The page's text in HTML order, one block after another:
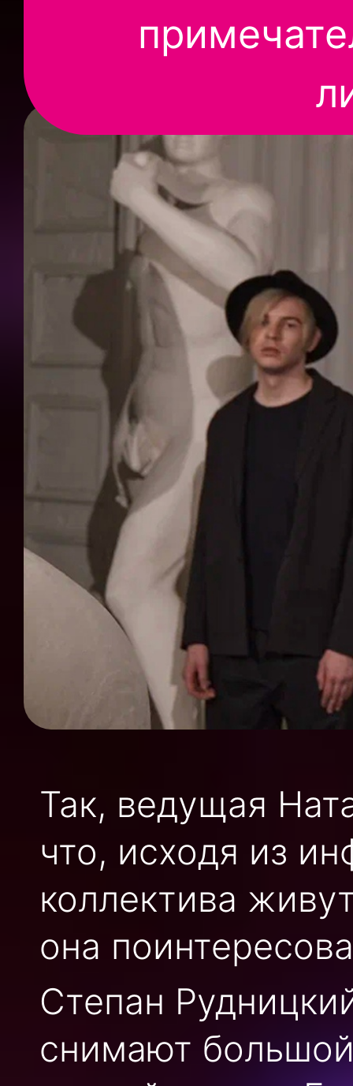
Так, ведущая
что, исходя из
коллектива
она
Степан
снимают